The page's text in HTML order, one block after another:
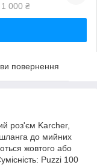
000 ₴
повернення
роз'єм Karcher,
шланга до мийних
жовтого або
Puzzi 100